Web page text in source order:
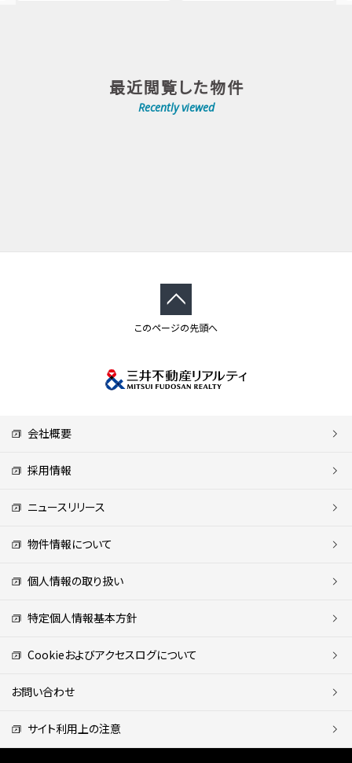
最近閲覧した物件
Recently viewed
このページの先頭へ
会社概要
採用情報
ニュースリリース
物件情報について
個人情報の取り扱い
特定個人情報基本方針
Cookieおよびアクセスログについて
お問い合わせ
サイト利用上の注意